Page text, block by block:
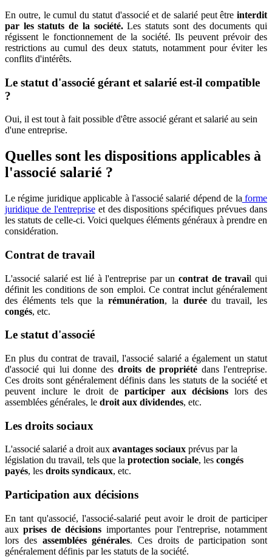
En outre, le cumul du statut d'associé et de salarié peut être interdit
par les statuts de la société.Les statuts sont des documents qui
régissent le fonctionnement de la société. Ils peuvent prévoir des
restrictions au cumul des deux statuts, notamment pour éviter les
conflits d'intérêts.
Le statut d'associé gérant et salarié est-il compatible
?
Oui, il est tout à fait possible d'être associé gérant et salarié au sein
d'une entreprise.
Quelles sont les dispositions applicables à
l'associé salarié ?
Le régime juridique applicable à l'associé salarié dépend de la forme
juridique de l'entrepriseet des dispositions spécifiques prévues dans
les statuts de celle-ci. Voici quelques éléments généraux à prendre en
considération.
Contrat de travail
L'associé salarié est lié à l'entreprise par uncontrat de travail qui
définit les conditions de son emploi. Ce contrat inclut généralement
des éléments tels que la rémunération, la duréedu travail, les
congés, etc.
Le statut d'associé
En plus du contrat de travail, l'associé salarié a également un statut
d'associé qui lui donne des droits de propriété dans l'entreprise.
Ces droits sont généralement définis dans les statuts de la société et
peuvent inclure le droit de participer aux décisions lors des
assemblées générales, le droit aux dividendes, etc.
Les droits sociaux
L'associé salarié a droit aux avantages sociaux prévus par la
législation du travail, tels que la protection sociale, les congés
payés, les droits syndicaux, etc.
Participation aux décisions
En tant qu'associé, l'associé-salarié peut avoir le droit de participer
auxprises de décisions importantes pour l'entreprise, notamment
lors des assemblées générales. Ces droits de participation sont
généralement définis par les statuts de la société.